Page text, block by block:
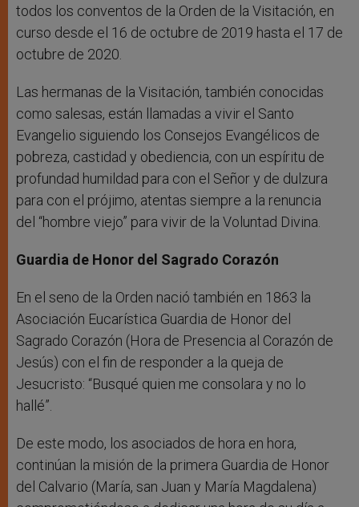
todos los conventos de la Orden de la Visitación, en
curso desde el 16 de octubre de 2019 hasta el 17 de
octubre de 2020.
Las hermanas de la Visitación, también conocidas
como salesas, están llamadas a vivir el Santo
Evangelio siguiendo los Consejos Evangélicos de
pobreza, castidad y obediencia, con un espíritu de
profundad humildad para con el Señor y de dulzura
para con el prójimo, atentas siempre a la renuncia
del “hombre viejo” para vivir de la Voluntad Divina.
Guardia de Honor del Sagrado Corazón
En el seno de la Orden nació también en 1863 la
Asociación Eucarística Guardia de Honor del
Sagrado Corazón (Hora de Presencia al Corazón de
Jesús) con el fin de responder a la queja de
Jesucristo: “Busqué quien me consolara y no lo
hallé”.
De este modo, los asociados de hora en hora,
continúan la misión de la primera Guardia de Honor
del Calvario (María, san Juan y María Magdalena)